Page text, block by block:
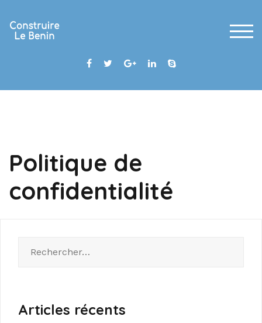
content
Politique de
confidentialité
Articles récents